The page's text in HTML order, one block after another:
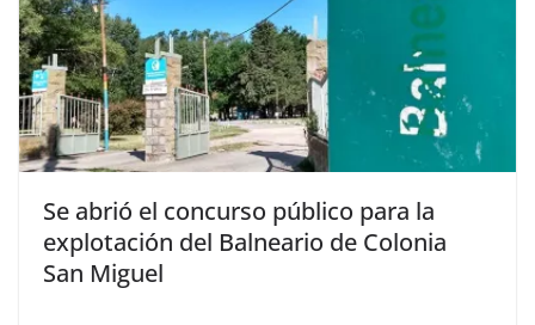
Se abrió el concurso público para la
explotación del Balneario de Colonia
San Miguel